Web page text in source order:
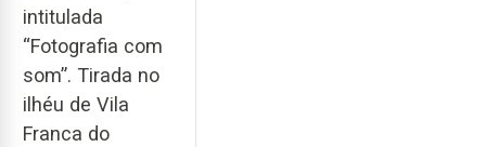
intitulada
“Fotografia com
som”. Tirada no
ilhéu de Vila
Franca do